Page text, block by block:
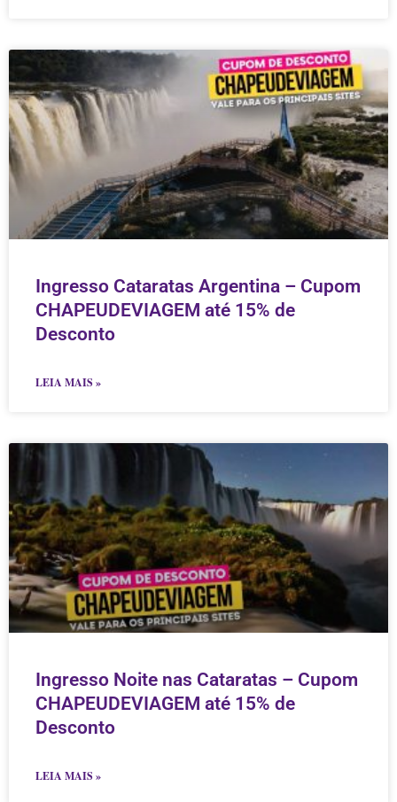
Ingresso Cataratas Argentina – Cupom
CHAPEUDEVIAGEM até 15% de
Desconto
LEIA MAIS »
Ingresso Noite nas Cataratas – Cupom
CHAPEUDEVIAGEM até 15% de
Desconto
LEIA MAIS »